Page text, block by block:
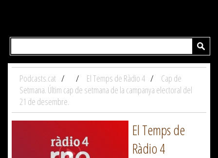
Podcasts.cat El Temps de Ràdio 4
Cap de
Setmana. Últim cap de setmana de la campanya electoral del
21 de desembre.
El Temps de
Ràdio 4